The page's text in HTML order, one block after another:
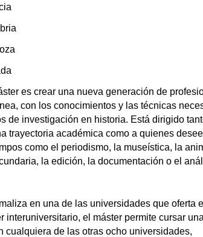
es crear una nueva generación de
con los conocimientos y las técnicas
de investigación en historia. Está dirigido
trayectoria académica como a quienes
como el periodismo, la museística, la
la edición, la documentación o el
en una de las universidades que oferta el
interuniversitario, el máster permite cursar
cualquiera de las otras ocho universidades,